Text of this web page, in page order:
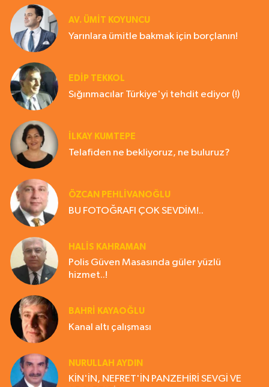
AV. ÜMIT KOYUNCU
Yarınlara ümitle bakmak için borçlanın!
EDIP TEKKOL
Sığınmacılar Türkiye'yi tehdit ediyor (!)
İLKAY KUMTEPE
Telafiden ne bekliyoruz, ne buluruz?
ÖZCAN PEHLİVANOĞLU
BU FOTOĞRAFI ÇOK SEVDİM!..
HALIS KAHRAMAN
Polis Güven Masasında güler yüzlü
hizmet..!
BAHRI KAYAOĞLU
Kanal altı çalışması
NURULLAH AYDIN
KİN'İN, NEFRET'İN PANZEHİRİ SEVGİ VE